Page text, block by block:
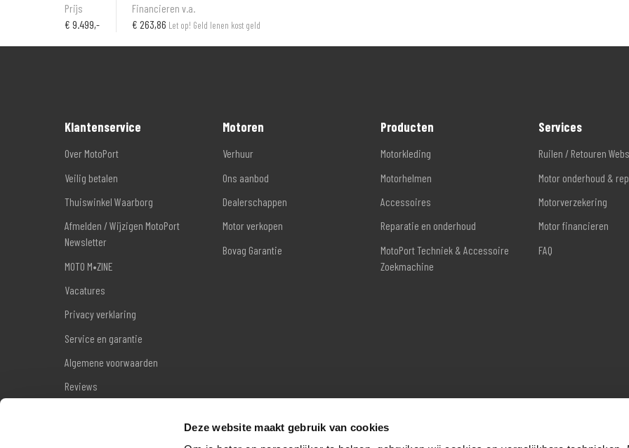
Deze website maakt gebruik van cookies
Prijs
€ 9.499,-
Financieren v.a.
€ 263,86 Let op! Geld lenen kost geld
Klantenservice
Over MotoPort
Veilig betalen
Thuiswinkel Waarborg
Afmelden / Wijzigen MotoPort
Newsletter
MOTO M•ZINE
Vacatures
Privacy verklaring
Service en garantie
Algemene voorwaarden
Reviews
Motoren
Verhuur
Ons aanbod
Dealerschappen
Motor verkopen
Bovag Garantie
Producten
Motorkleding
Motorhelmen
Accessoires
Reparatie en onderhoud
MotoPort Techniek & Accessoire
Zoekmachine
Services
Ruilen / Retouren
Motor onderhoud &
Motorverzekering
Motor financieren
FAQ